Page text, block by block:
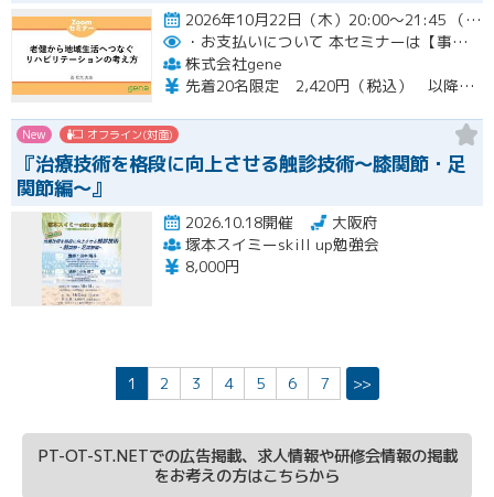
2026年10月22日（木）20:00～21:45 （受付開始時間 19:45）開催
・お支払いについて 本セミナーは【事前支払い（クレジットカード・銀行振込）】です。
株式会社gene
先着20名限定 2,420円（税込） 以降3,000円（税込） ※お支払い方法：クレジットカード・銀行振込 【キャンセルについて】 決済後はいかなる理由でも返金はいたしませんのでご了承ください。 受講料をお支払いいただいた方には、後日アーカイブの視聴URLをお送りいたします。
New オフライン(対面)
『治療技術を格段に向上させる触診技術～膝関節・足
関節編～』
2026.10.18開催
大阪府
塚本スイミーskill up勉強会
8,000円
1 2 3 4 5 6 7 >>
PT-OT-ST.NETでの広告掲載、求人情報や研修会情報の掲載
をお考えの方はこちらから